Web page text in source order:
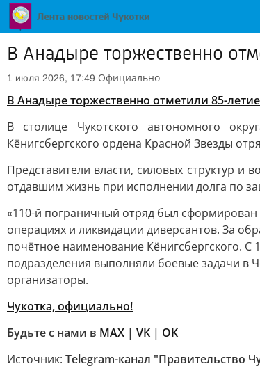
В Анадыре торжественно
1 июля 2026, 17:49 Официально
В Анадыре торжественно отметили 85-
В столице Чукотского автономного
Кёнигсбергского ордена Красной Звезды
Представители власти, силовых структур
отдавшим жизнь при исполнении долга по
«110-й пограничный отряд был сформирован
операциях и ликвидации диверсантов. За
почётное наименование Кёнигсбергского. С
подразделения выполняли боевые задачи в
организаторы.
Чукотка, официально!
Будьте с нами в MAX | VK | OK
Источник: Telegram-канал "Правительство